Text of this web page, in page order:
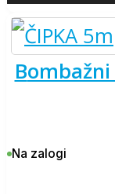
bombažni čipkast trak 55mm 5m
Na zalogi